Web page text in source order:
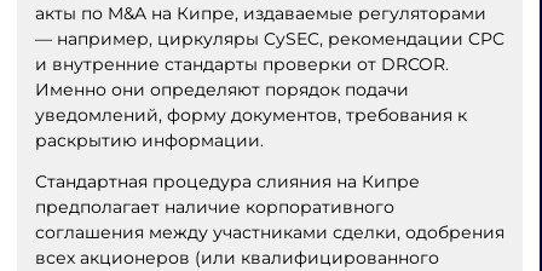
акты по M&A на Кипре, издаваемые регуляторами
— например, циркуляры CySEC, рекомендации CPC
и внутренние стандарты проверки от DRCOR.
Именно они определяют порядок подачи
уведомлений, форму документов, требования к
раскрытию информации.
Стандартная процедура слияния на Кипре
предполагает наличие корпоративного
соглашения между участниками сделки, одобрения
всех акционеров (или квалифицированного